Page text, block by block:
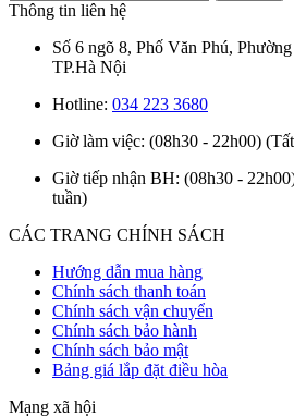
Thông tin liên hệ
Số 6 ngõ 8, Phố Văn Phú,
TP.Hà Nội
Hotline: 034 223 3680
Giờ làm việc: (08h30 - 22h00)
Giờ tiếp nhận BH: (08h30 -
tuần)
CÁC TRANG CHÍNH SÁCH
Hướng dẫn mua hàng
Chính sách thanh toán
Chính sách vận chuyển
Chính sách bảo hành
Chính sách bảo mật
Bảng giá lắp đặt điều hòa
Mạng xã hội